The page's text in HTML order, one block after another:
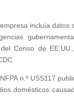
incluía datos
Censo de
n.º USS117
domésticos